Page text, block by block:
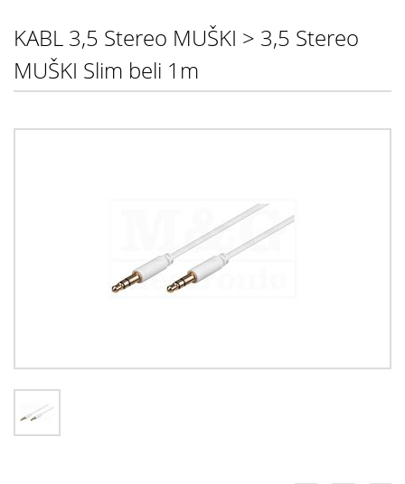
KABL 3,5 Stereo MUŠKI > 3,5 Stereo
MUŠKI Slim beli 1m